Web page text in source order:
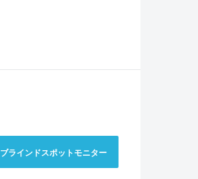
ブラインドスポットモニター